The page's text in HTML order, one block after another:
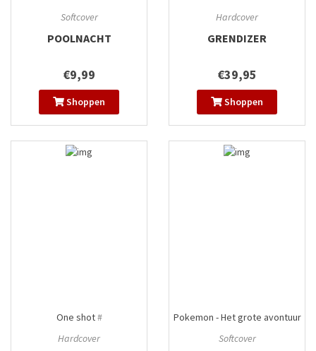
Softcover
POOLNACHT
€9,99
Shoppen
Hardcover
GRENDIZER
€39,95
Shoppen
One shot#
Hardcover
Pokemon - Het grote avontuur
Softcover